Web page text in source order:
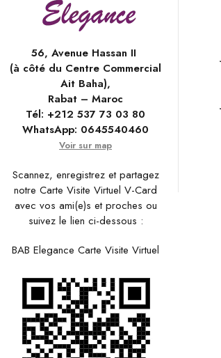
56, Avenue Hassan II
(à côté du Centre Commercial
Ait Baha),
Rabat – Maroc
Tél: +212 537 73 03 80
WhatsApp: 0645540460
Voir sur map
Scannez, enregistrez et partagez
notre Carte Visite Virtuel V-Card
avec vos ami(e)s et proches ou
suivez le lien ci-dessous :
BAB Elegance Carte Visite Virtuel